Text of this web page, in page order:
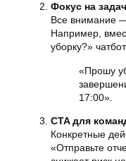
Фокус на
Все внимание
Например,
уборку?»
«Прошу
17:00».
CTA для
Конкретные
«Отправьте